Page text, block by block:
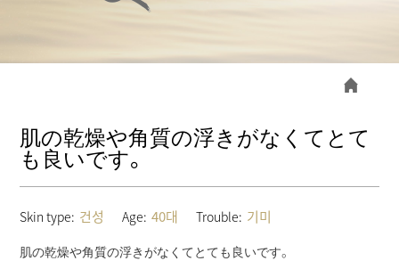
現在地
肌の乾燥や角質の浮きがなくてとて
も良いです。
Skin type: 건성 Age: 40대 Trouble: 기미
肌の乾燥や角質の浮きがなくてとても良いです。